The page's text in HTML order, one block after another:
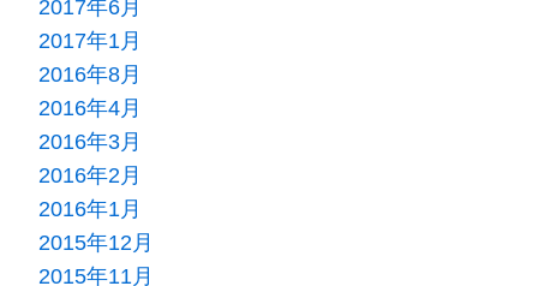
2017年6月
2017年1月
2016年8月
2016年4月
2016年3月
2016年2月
2016年1月
2015年12月
2015年11月